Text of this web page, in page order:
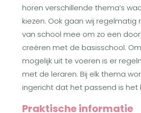
horen verschillende thema’s
kiezen. Ook gaan wij
van school mee om zo een
creëren met de basisschool.
mogelijk uit te voeren is er
met de leraren. Bij elk thema
ingericht dat het passend is het
Praktische informatie